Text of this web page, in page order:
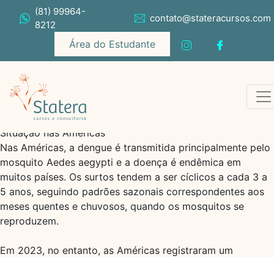
Situação nas Américas
Nas Américas, a dengue é transmitida principalmente pelo
mosquito Aedes aegypti e a doença é endêmica em
muitos países. Os surtos tendem a ser cíclicos a cada 3 a
5 anos, seguindo padrões sazonais correspondentes aos
meses quentes e chuvosos, quando os mosquitos se
reproduzem.
Em 2023, no entanto, as Américas registraram um
(81) 99964-
8212
contato@stateracursos.com
Área do Estudante